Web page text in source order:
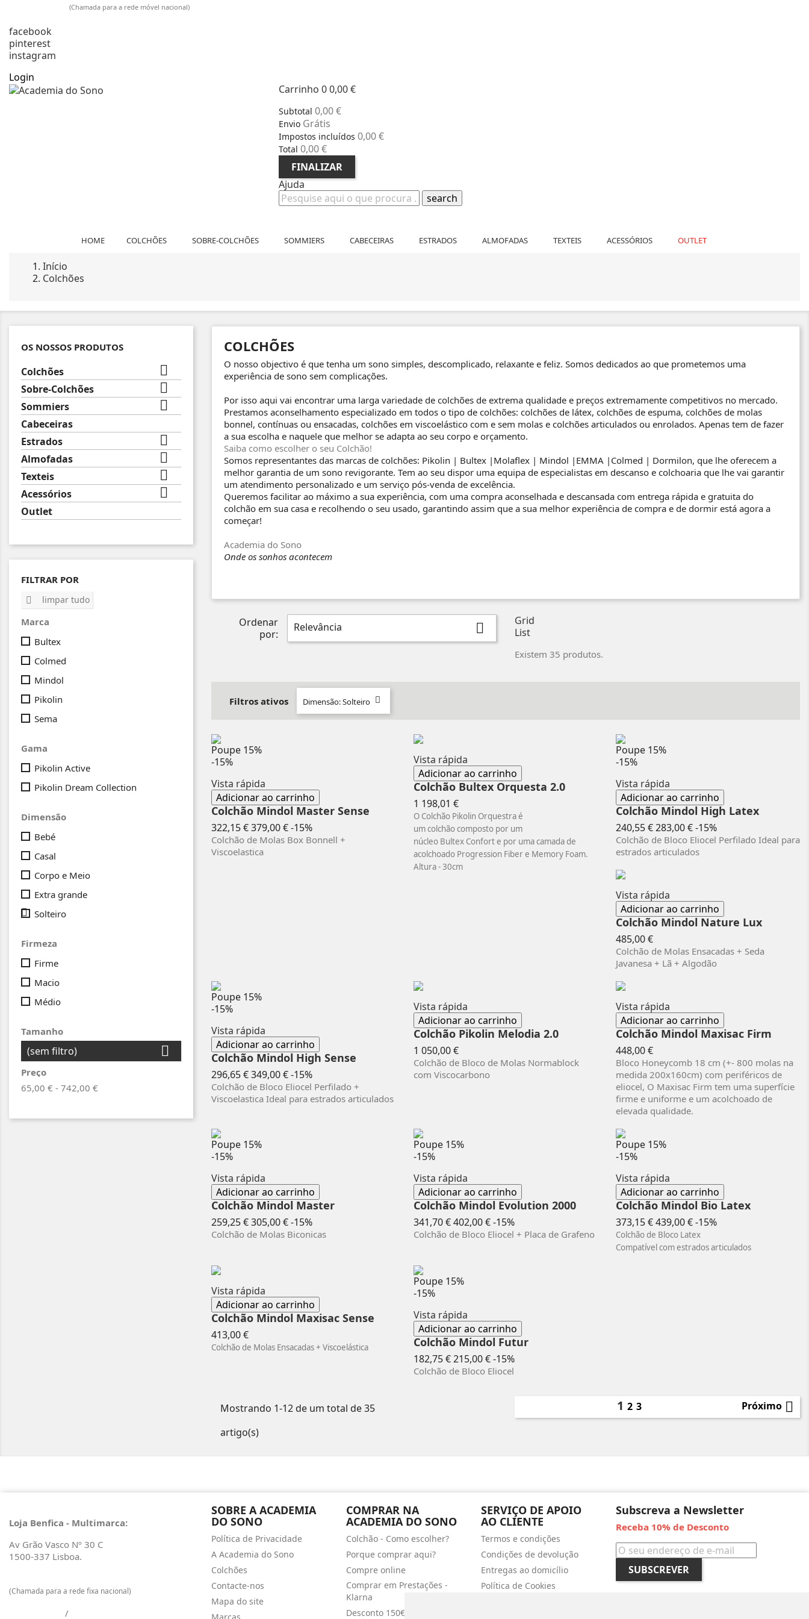
(Chamada para a rede móvel nacional)
facebook
pinterest
instagram
Login
Carrinho 00,00 €
Subtotal 0,00 €
Envio Grátis
Impostos incluídos 0,00 €
Total 0,00 €
FINALIZAR
Ajuda
search
HOME COLCHÕES SOBRE-COLCHÕES SOMMIERS CABECEIRAS ESTRADOS ALMOFADAS TEXTEIS ACESSÓRIOS OUTLET
Início
Colchões
OS NOSSOS PRODUTOS
Colchões 
Sobre-Colchões 
Sommiers 
Cabeceiras
Estrados

Almofadas 
Texteis 
Acessórios 
Outlet
FILTRAR POR
 limpar tudo
Marca
Bultex
Colmed
Mindol
Pikolin
Sema
Gama
Pikolin Active
Pikolin Dream Collection
Dimensão
Bebé
Casal
Corpo e Meio
Extra grande
 Solteiro
Firmeza
Firme
Macio
Médio
Tamanho
(sem filtro) 
Preço
65,00 € - 742,00 €
COLCHÕES
O nosso objectivo é que tenha um sono simples, descomplicado, relaxante e feliz. Somos dedicados ao que prometemos uma
experiência de sono sem complicações.
Por isso aqui vai encontrar uma larga variedade de colchões de extrema qualidade e preços extremamente competitivos no mercado.
Prestamos aconselhamento especializado em todos o tipo de colchões: colchões de látex, colchões de espuma, colchões de molas
bonnel, contínuas ou ensacadas, colchões em viscoelástico com e sem molas e colchões articulados ou enrolados. Apenas tem de fazer
a sua escolha e naquele que melhor se adapta ao seu corpo e orçamento.
Saiba como escolher o seu Colchão!
Somos representantes das marcas de colchões: Pikolin | Bultex |Molaflex | Mindol |EMMA |Colmed | Dormilon, que lhe oferecem a
melhor garantia de um sono revigorante. Tem ao seu dispor uma equipa de especialistas em descanso e colchoaria que lhe vai garantir
um atendimento personalizado e um serviço pós-venda de excelência.
Queremos facilitar ao máximo a sua experiência, com uma compra aconselhada e descansada com entrega rápida e gratuita do
colchão em sua casa e recolhendo o seu usado, garantindo assim que a sua melhor experiência de compra e de dormir está agora a
começar!
Academia do Sono
Onde os sonhos acontecem
Ordenar
por:
Relevância 
Grid
List
Existem 35 produtos.
Filtros ativos Dimensão: Solteiro 
Poupe 15%
-15%
Vista rápida
Adicionar ao carrinho
Colchão Mindol Master Sense
322,15 €Preço
normal
379,00 €-15%Preço
Colchão de Molas Box Bonnell +
Viscoelastica
Vista rápida
Adicionar ao carrinho
Colchão Bultex Orquesta 2.0
1 198,01 €Preço
O Colchão Pikolin Orquestra é
um colchão composto por um
núcleo Bultex Confort e por uma camada de
acolchoado Progression Fiber e Memory Foam.
Altura - 30cm
Poupe 15%
-15%
Vista rápida
Adicionar ao carrinho
Colchão Mindol High Latex
240,55 € Preço
normal
283,00 €-15%Preço
Colchão de Bloco Eliocel Perfilado Ideal para
estrados articulados
Vista rápida
Adicionar ao carrinho
Colchão Mindol Nature Lux
485,00 €Preço
Colchão de Molas Ensacadas + Seda
Javanesa + Lã + Algodão
Poupe 15%
-15%
Vista rápida
Adicionar ao carrinho
Colchão Mindol High Sense
296,65 €Preço
normal
349,00 €-15%Preço
Colchão de Bloco Eliocel Perfilado +
Viscoelastica Ideal para estrados articulados
Vista rápida
Adicionar ao carrinho
Colchão Pikolin Melodia 2.0
1 050,00 €Preço
Colchão de Bloco de Molas Normablock
com Viscocarbono
Vista rápida
Adicionar ao carrinho
Colchão Mindol Maxisac Firm
448,00 €Preço
Bloco Honeycomb 18 cm (+- 800 molas na
medida 200x160cm) com periféricos de
eliocel, O Maxisac Firm tem uma superfície
firme e uniforme e um acolchoado de
elevada qualidade.
Poupe 15%
-15%
Vista rápida
Adicionar ao carrinho
Colchão Mindol Master
259,25 €Preço
normal
305,00 €-15%Preço
Colchão de Molas Biconicas
Poupe 15%
-15%
Vista rápida
Adicionar ao carrinho
Colchão Mindol Evolution 2000
341,70 €Preço
normal
402,00 €-15%Preço
Colchão de Bloco Eliocel + Placa de Grafeno
Poupe 15%
-15%
Vista rápida
Adicionar ao carrinho
Colchão Mindol Bio Latex
373,15 €Preço
normal
439,00 €-15%Preço
Colchão de Bloco Latex
Compatível com estrados articulados
Vista rápida
Adicionar ao carrinho
Colchão Mindol Maxisac Sense
413,00 €Preço
Colchão de Molas Ensacadas + Viscoelástica
Poupe 15%
-15%
Vista rápida
Adicionar ao carrinho
Colchão Mindol Futur
182,75 € Preço
normal
215,00 €-15%Preço
Colchão de Bloco Eliocel
Mostrando 1-12 de um total de 35
artigo(s)
1 2 3 Próximo 
Loja Benfica - Multimarca:
Av Grão Vasco Nº 30 C
1500-337 Lisboa.
(Chamada para a rede fixa nacional)
/
SOBRE A ACADEMIA
DO SONO
Política de Privacidade
A Academia do Sono
Colchões
Contacte-nos
Mapa do site
COMPRAR NA
ACADEMIA DO SONO
Colchão - Como escolher?
Porque comprar aqui?
Compre online
Comprar em Prestações -
Klarna
Desconto 150€
SERVIÇO DE APOIO
AO CLIENTE
Termos e condições
Condições de devolução
Entregas ao domicílio
Política de Cookies
Subscreva a Newsletter
Receba 10% de Desconto
SUBSCREVER